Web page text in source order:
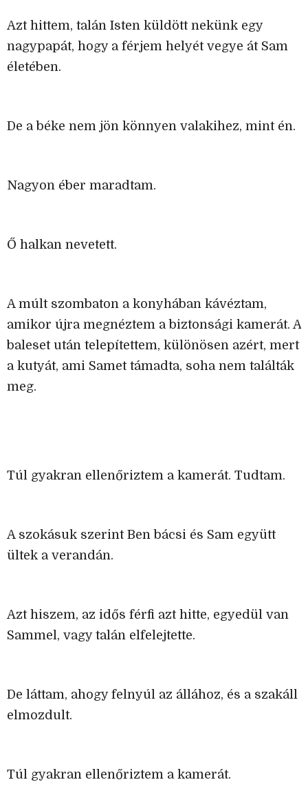
Azt hittem, talán Isten küldött nekünk egy
nagypapát, hogy a férjem helyét vegye át Sam
életében.
De a béke nem jön könnyen valakihez, mint én.
Nagyon éber maradtam.
Ő halkan nevetett.
A múlt szombaton a konyhában kávéztam,
amikor újra megnéztem a biztonsági kamerát. A
baleset után telepítettem, különösen azért, mert
a kutyát, ami Samet támadta, soha nem találták
meg.
Túl gyakran ellenőriztem a kamerát. Tudtam.
A szokásuk szerint Ben bácsi és Sam együtt
ültek a verandán.
Azt hiszem, az idős férfi azt hitte, egyedül van
Sammel, vagy talán elfelejtette.
De láttam, ahogy felnyúl az állához, és a szakáll
elmozdult.
Túl gyakran ellenőriztem a kamerát.